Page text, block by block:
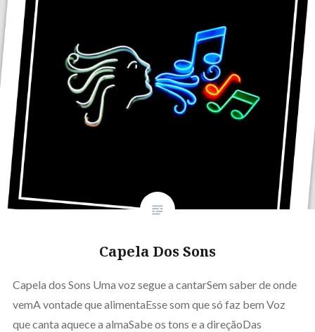
Capela Dos Sons
Capela dos Sons Uma voz segue a cantarSem saber de onde
vemA vontade que alimentaEsse som que só faz bem Voz
que canta aquece a almaSabe os tons e a direçãoDas